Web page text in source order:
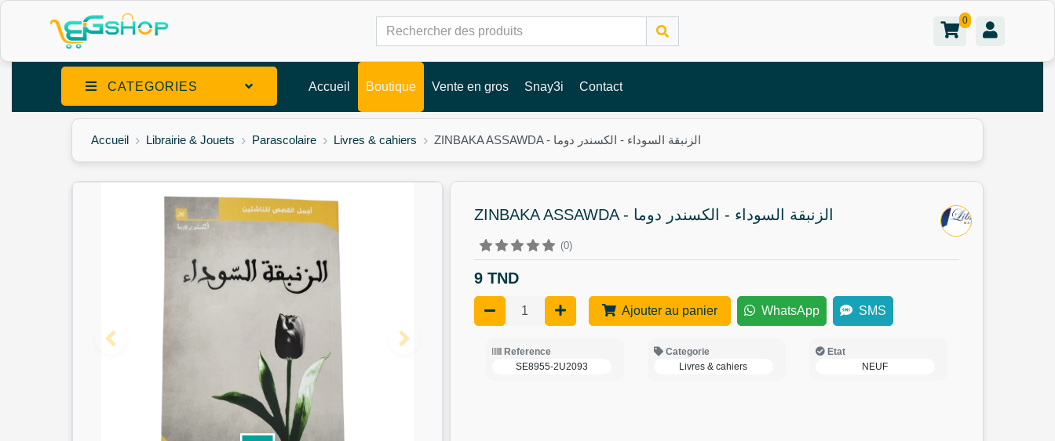
0
CATEGORIES Accueil Boutique Vente en gros Snay3i Contact
Accueil Librairie & Jouets Parascolaire Livres & cahiers ZINBAKA ASSAWDA - الزنبقة السوداء - الكسندر دوما
ZINBAKA ASSAWDA - الزنبقة السوداء - الكسندر دوما
(0)
9 TND
Ajouter au panier WhatsApp SMS
Reference
SE8955-2U2093
Categorie
Livres & cahiers
Etat
NEUF